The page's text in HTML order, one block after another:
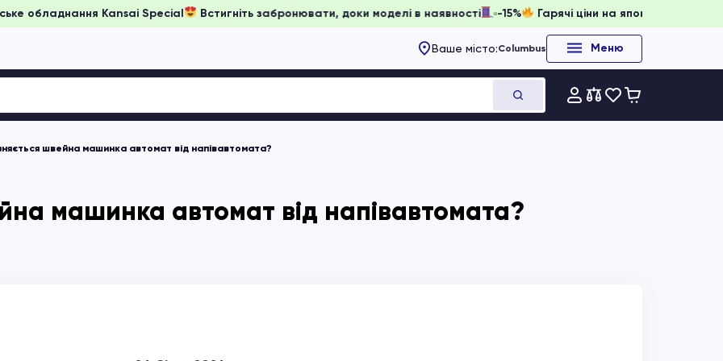
на японське обладнання Kansai Special Встигніть забронювати, доки моделі в наявності -15% Гарячі ціни на
Ваше місто:Columbus Меню
швейна машинка автомат від напівавтомата?
машинка автомат від напівавтомата?